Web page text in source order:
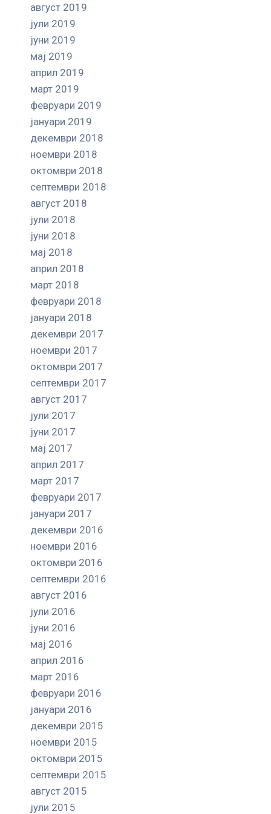
август 2019
јули 2019
јуни 2019
мај 2019
април 2019
март 2019
февруари 2019
јануари 2019
декември 2018
ноември 2018
октомври 2018
септември 2018
август 2018
јули 2018
јуни 2018
мај 2018
април 2018
март 2018
февруари 2018
јануари 2018
декември 2017
ноември 2017
октомври 2017
септември 2017
август 2017
јули 2017
јуни 2017
мај 2017
април 2017
март 2017
февруари 2017
јануари 2017
декември 2016
ноември 2016
октомври 2016
септември 2016
август 2016
јули 2016
јуни 2016
мај 2016
април 2016
март 2016
февруари 2016
јануари 2016
декември 2015
ноември 2015
октомври 2015
септември 2015
август 2015
јули 2015